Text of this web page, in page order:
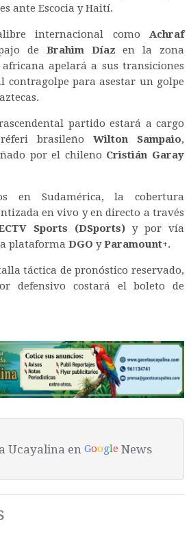
ante Escocia y Haití.
internacional como Achraf
de Brahim Díaz en la zona
apelará a sus transiciones
contragolpe para asestar un golpe
partido estará a cargo
brasileño Wilton Sampaio,
por el chileno Cristián Garay
en Sudamérica, la cobertura
en vivo y en directo a través
Sports (DSports)y por vía
plataforma DGO yParamount+.
táctica de pronóstico reservado,
defensivo costará el boleto de
Ucayalina en Google News